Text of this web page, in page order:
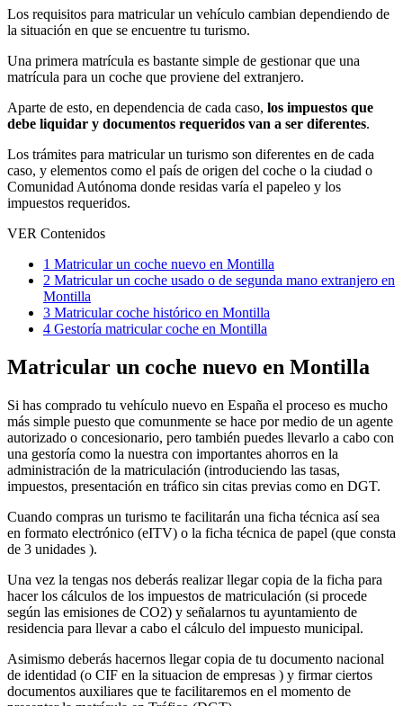
Los requisitos para matricular un vehículo cambian dependiendo de
la situación en que se encuentre tu turismo.
Una primera matrícula es bastante simple de gestionar que una
matrícula para un coche que proviene del extranjero.
Aparte de esto, en dependencia de cada caso, los impuestos que
debe liquidar y documentos requeridos van a ser diferentes.
Los trámites para matricular un turismo son diferentes en de cada
caso, y elementos como el país de origen del coche o la ciudad o
Comunidad Autónoma donde residas varía el papeleo y los
impuestos requeridos.
VER Contenidos
1 Matricular un coche nuevo en Montilla
2 Matricular un coche usado o de segunda mano extranjero en
Montilla
3 Matricular coche histórico en Montilla
4 Gestoría matricular coche en Montilla
Matricular un coche nuevo en Montilla
Si has comprado tu vehículo nuevo en España el proceso es mucho
más simple puesto que comunmente se hace por medio de un agente
autorizado o concesionario, pero también puedes llevarlo a cabo con
una gestoría como la nuestra con importantes ahorros en la
administración de la matriculación (introduciendo las tasas,
impuestos, presentación en tráfico sin citas previas como en DGT.
Cuando compras un turismo te facilitarán una ficha técnica así sea
en formato electrónico (eITV) o la ficha técnica de papel (que consta
de 3 unidades ).
Una vez la tengas nos deberás realizar llegar copia de la ficha para
hacer los cálculos de los impuestos de matriculación (si procede
según las emisiones de CO2) y señalarnos tu ayuntamiento de
residencia para llevar a cabo el cálculo del impuesto municipal.
Asimismo deberás hacernos llegar copia de tu documento nacional
de identidad (o CIF en la situacion de empresas ) y firmar ciertos
documentos auxiliares que te facilitaremos en el momento de